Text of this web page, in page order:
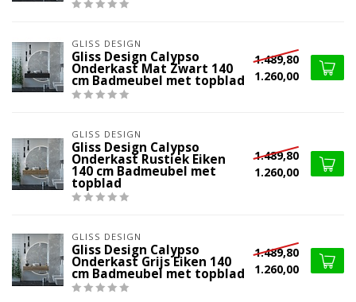
GLISS DESIGN
Gliss Design Calypso
Onderkast Mat Zwart 140
cm Badmeubel met topblad
1.489,80
1.260,00
GLISS DESIGN
Gliss Design Calypso
Onderkast Rustiek Eiken
140 cm Badmeubel met
topblad
1.489,80
1.260,00
GLISS DESIGN
Gliss Design Calypso
Onderkast Grijs Eiken 140
cm Badmeubel met topblad
1.489,80
1.260,00